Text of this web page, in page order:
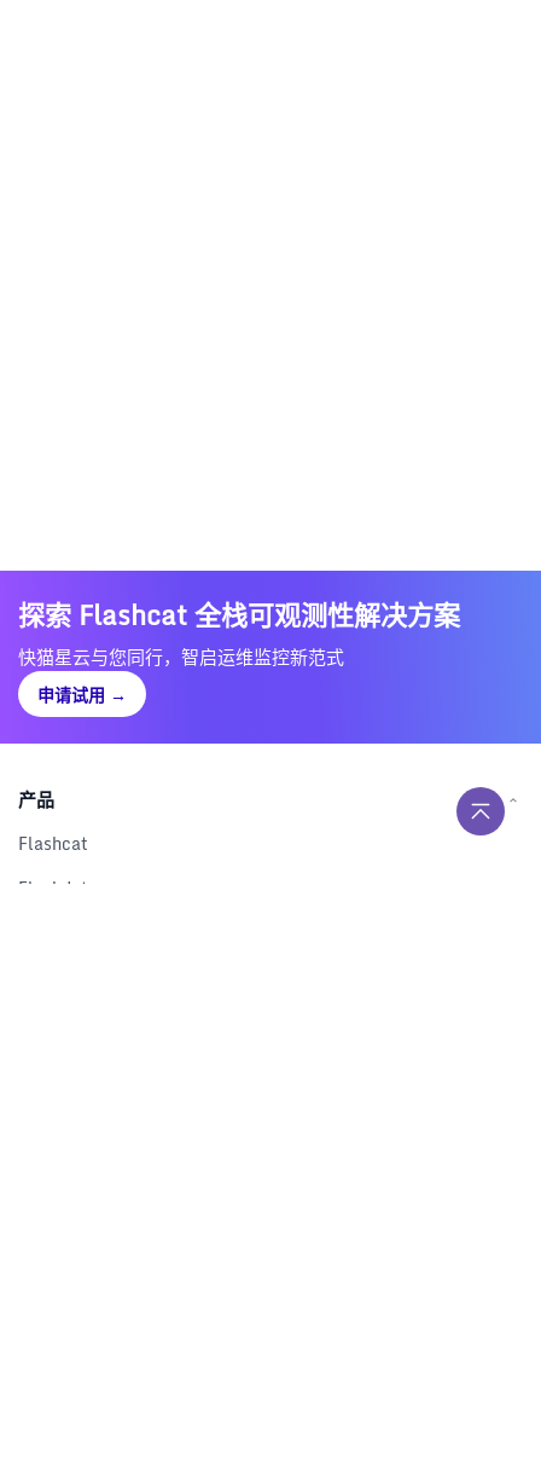
探索 Flashcat 全栈可观测性解决方案
快猫星云与您同行，智启运维监控新范式
申请试用 →
产品
Flashcat
Flashduty